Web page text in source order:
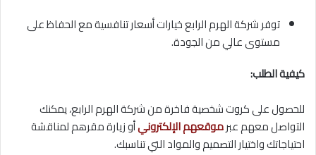
توفر شركة الهرم الرابع خيارات أسعار تنافسية مع الحفاظ على
مستوى عالي من الجودة.
كيفية الطلب:
للحصول على كروت شخصية فاخرة من شركة الهرم الرابع، يمكنك
التواصل معهم عبرموقعهم الإلكترونيأو زيارة مقرهم لمناقشة
احتياجاتك واختيار التصميم والمواد التي تناسبك.